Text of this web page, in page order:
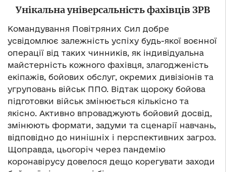
Унікальна універсальність фахівців ЗРВ
Командування Повітряних Сил добре
усвідомлює залежність успіху будь-якої воєнної
операції від таких чинників, як індивідуальна
майстерність кожного фахівця, злагодженість
екіпажів, бойових обслуг, окремих дивізіонів та
угруповань військ ППО. Відтак щороку бойова
підготовки військ змінюється кількісно та
якісно. Активно впроваджують бойовий досвід,
змінюють формати, задуми та сценарії навчань,
відповідно до нинішніх і перспективних загроз.
Щоправда, цьогоріч через пандемію
коронавірусу довелося дещо корегувати заходи